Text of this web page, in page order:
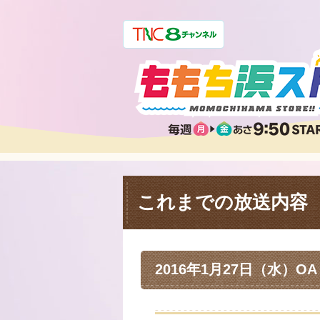
これまでの放送内容
2016年1月27日（水）OA